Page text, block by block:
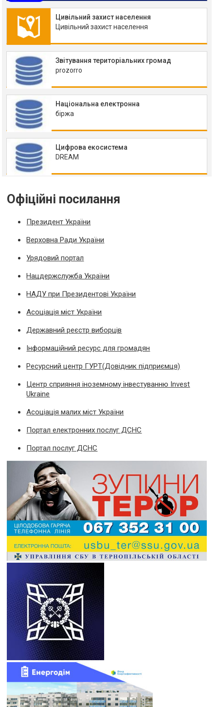
Цивільний захист населення
Цивільний захист населення
Звітування територіальних громад
prozorro
Національна електронна
біржа
Цифрова екосистема
DREAM
Офіційні посилання
Президент України
Верховна Ради України
Урядовий портал
Нацдержслужба України
НАДУ при Президентові України
Асоціація міст України
Державний реєстр виборців
Інформаційний ресурс для громадян
Ресурсний центр ГУРТ(Довідник підприємця)
Центр сприяння іноземному інвестуванню Invest
Ukraine
Асоціація малих міст України
Портал електронних послуг ДСНС
Портал послуг ДСНС